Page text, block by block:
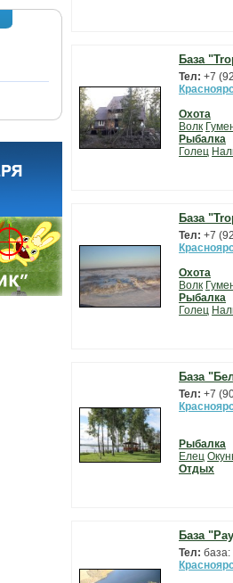
База
Тел: +7
Охота
Волк
Рыбалка
Голец
База
Тел: +7
Охота
Волк
Рыбалка
Голец
База
Тел: +7
Рыбалка
Елец
Отдых
База
Тел: база: